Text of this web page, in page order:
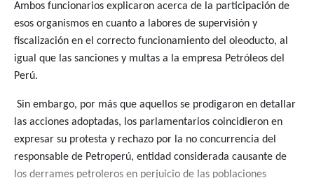
Ambos funcionarios explicaron acerca de la participación de
esos organismos en cuanto a labores de supervisión y
fiscalización en el correcto funcionamiento del oleoducto, al
igual que las sanciones y multas a la empresa Petróleos del
Perú.
Sin embargo, por más que aquellos se prodigaron en detallar
las acciones adoptadas, los parlamentarios coincidieron en
expresar su protesta y rechazo por la no concurrencia del
responsable de Petroperú, entidad considerada causante de
los derrames petroleros en perjuicio de las poblaciones